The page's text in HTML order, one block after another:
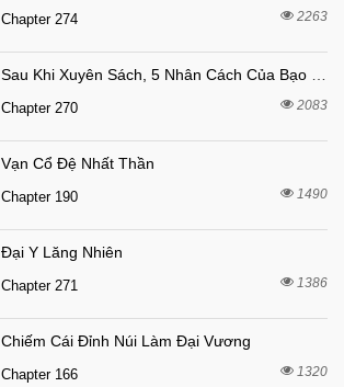
7 tháng trước
7 tháng trước
7 tháng trước
7 tháng trước
7 tháng trước
Chapter 274 2263
Chapter 270 2083
Vạn Cổ Đệ Nhất Thần
Chapter 190 1490
Đại Y Lăng Nhiên
Chapter 271 1386
Chiếm Cái Đỉnh Núi Làm Đại Vương
Chapter 166 1320